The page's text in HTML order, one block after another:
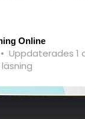
Online
• Uppdaterades 1